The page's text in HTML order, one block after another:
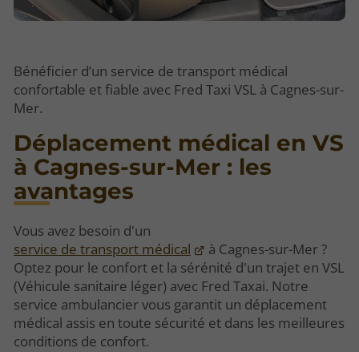
Bénéficier d’un service de transport médical
confortable et fiable avec Fred Taxi VSL à Cagnes-sur-
Mer.
Déplacement médical en VS
à Cagnes-sur-Mer : les
avantages
Vous avez besoin d'un
service de transport médical
à Cagnes-sur-Mer ?
Optez pour le confort et la sérénité d'un trajet en VSL
(Véhicule sanitaire léger) avec Fred Taxai. Notre
service ambulancier vous garantit un déplacement
médical assis en toute sécurité et dans les meilleures
conditions de confort.